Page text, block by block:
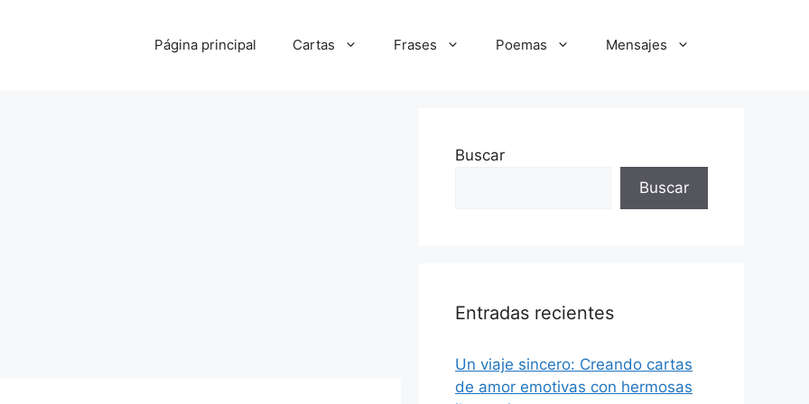
Página principal Cartas Frases Poemas Mensajes
Buscar
Buscar
Entradas recientes
Un viaje sincero: Creando cartas
de amor emotivas con hermosas